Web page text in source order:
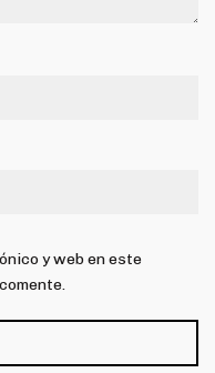
y web en este